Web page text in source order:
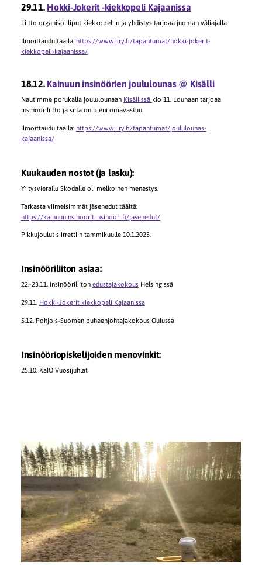
29.11. Hokki-Jokerit -kiekkopeli Kajaanissa
Liitto organisoi liput kiekkopeliin ja yhdistys tarjoaa juoman väliajalla.
Ilmoittaudu täällä: https://www.ilry.fi/tapahtumat/hokki-jokerit-
kiekkopeli-kajaanissa/
18.12. Kainuun insinöörien joululounas @ Kisälli
Nautimme porukalla joululounaan Kisällissä klo 11. Lounaan tarjoaa
insinööriliitto ja siitä on pieni omavastuu.
Ilmoittaudu täällä: https://www.ilry.fi/tapahtumat/joululounas-
kajaanissa/
Kuukauden nostot (ja lasku):
Yritysvierailu Skodalle oli melkoinen menestys.
Tarkasta viimeisimmät jäsenedut täältä:
https://kainuuninsinoorit.insinoori.fi/jasenedut/
Pikkujoulut siirrettiin tammikuulle 10.1.2025.
Insinööriliiton asiaa:
22.-23.11. Insinööriliiton edustajakokousHelsingissä
29.11. Hokki-Jokerit kiekkopeli Kajaanissa
5.12. Pohjois-Suomen puheenjohtajakokous Oulussa
Insinööriopiskelijoiden menovinkit:
25.10. KaIO Vuosijuhlat